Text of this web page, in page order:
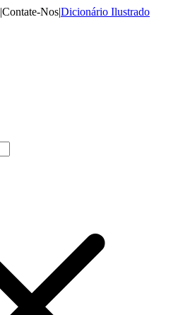
|Contate-Nos|Dicionário Ilustrado